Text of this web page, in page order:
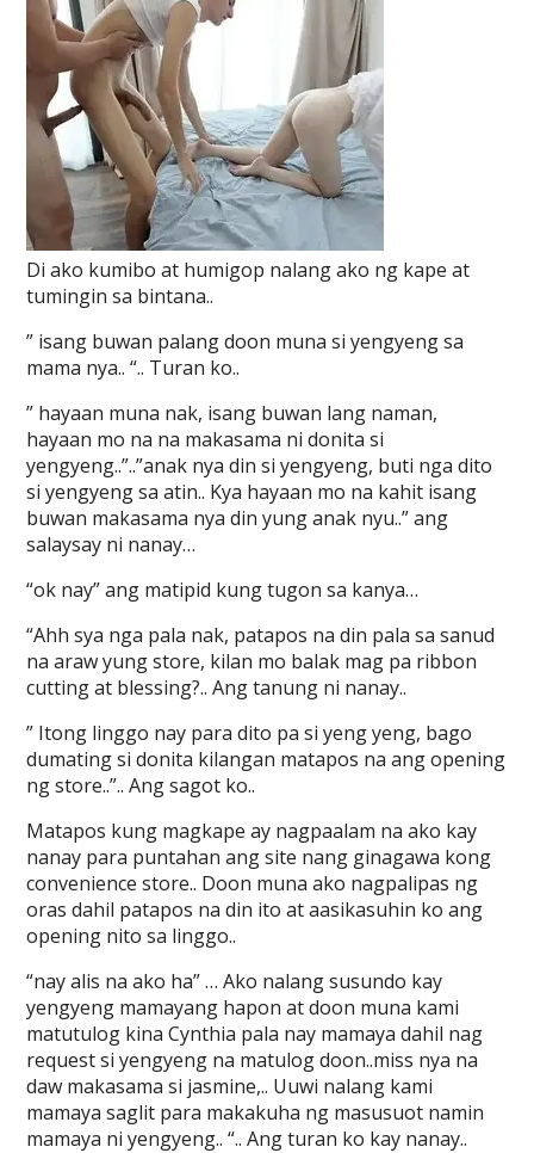
Di ako kumibo at humigop nalang ako ng kape at
tumingin sa bintana..
” isang buwan palang doon muna si yengyeng sa
mama nya.. “.. Turan ko..
” hayaan muna nak, isang buwan lang naman,
hayaan mo na na makasama ni donita si
yengyeng..”..”anak nya din si yengyeng, buti nga dito
si yengyeng sa atin.. Kya hayaan mo na kahit isang
buwan makasama nya din yung anak nyu..” ang
salaysay ni nanay…
“ok nay” ang matipid kung tugon sa kanya…
“Ahh sya nga pala nak, patapos na din pala sa sanud
na araw yung store, kilan mo balak mag pa ribbon
cutting at blessing?.. Ang tanung ni nanay..
” Itong linggo nay para dito pa si yeng yeng, bago
dumating si donita kilangan matapos na ang opening
ng store..”.. Ang sagot ko..
Matapos kung magkape ay nagpaalam na ako kay
nanay para puntahan ang site nang ginagawa kong
convenience store.. Doon muna ako nagpalipas ng
oras dahil patapos na din ito at aasikasuhin ko ang
opening nito sa linggo..
“nay alis na ako ha” … Ako nalang susundo kay
yengyeng mamayang hapon at doon muna kami
matutulog kina Cynthia pala nay mamaya dahil nag
request si yengyeng na matulog doon..miss nya na
daw makasama si jasmine,.. Uuwi nalang kami
mamaya saglit para makakuha ng masusuot namin
mamaya ni yengyeng.. “.. Ang turan ko kay nanay..